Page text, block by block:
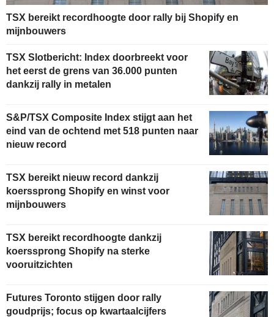
TSX bereikt recordhoogte door rally bij Shopify en
mijnbouwers
TSX Slotbericht: Index doorbreekt voor
het eerst de grens van 36.000 punten
dankzij rally in metalen
S&P/TSX Composite Index stijgt aan het
eind van de ochtend met 518 punten naar
nieuw record
TSX bereikt nieuw record dankzij
koerssprong Shopify en winst voor
mijnbouwers
TSX bereikt recordhoogte dankzij
koerssprong Shopify na sterke
vooruitzichten
Futures Toronto stijgen door rally
goudprijs; focus op kwartaalcijfers